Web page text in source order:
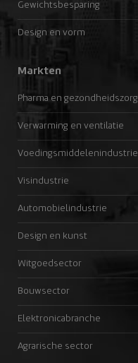
Gewichtsbesparing
Design en vorm
Markten
Pharma en gezondheidszorg
Verwarming en ventilatie
Voedingsmiddelenindustrie
Visindustrie
Automobielindustrie
Design en kunst
Witgoedsector
Bouwsector
Elektronicabranche
Agrarische sector